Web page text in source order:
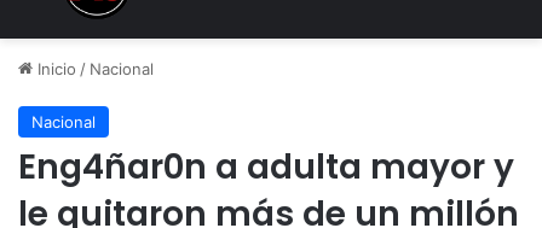
Inicio / Nacional
Nacional
Eng4ñar0n a adulta mayor y
le quitaron más de un millón